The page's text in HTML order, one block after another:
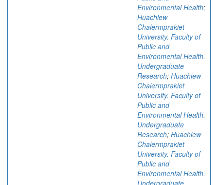
Environmental Health;
Huachiew
Chalermprakiet
University. Faculty of
Public and
Environmental Health.
Undergraduate
Research; Huachiew
Chalermprakiet
University. Faculty of
Public and
Environmental Health.
Undergraduate
Research; Huachiew
Chalermprakiet
University. Faculty of
Public and
Environmental Health.
Undergraduate